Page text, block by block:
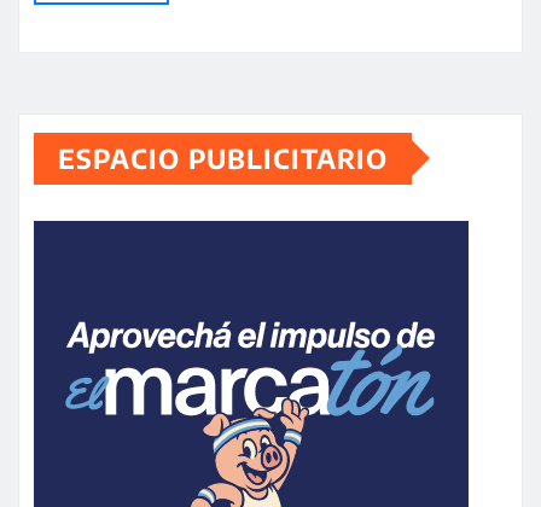
ESPACIO PUBLICITARIO